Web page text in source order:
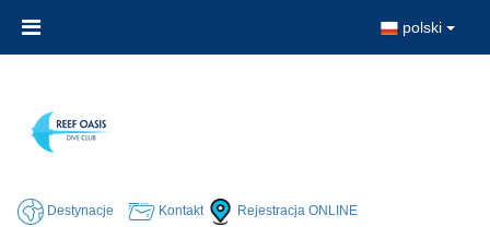
polski
Destynacje Kontakt Rejestracja ONLINE